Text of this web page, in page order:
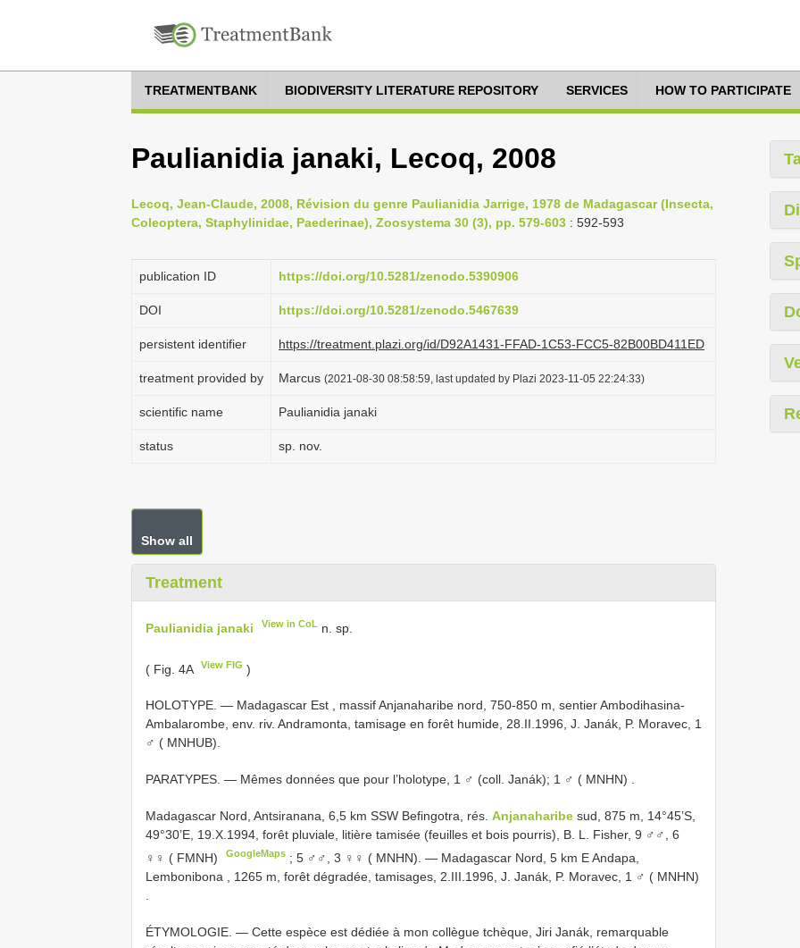
TREATMENTBANK BIODIVERSITY LITERATURE REPOSITORY SERVICES HOW TO PARTICIPATE
Paulianidia janaki, Lecoq, 2008
Lecoq, Jean-Claude, 2008, Révision du genre Paulianidia Jarrige, 1978 de Madagascar (Insecta,
Coleoptera, Staphylinidae, Paederinae), Zoosystema 30 (3), pp. 579-603 : 592-593
publication ID https://doi.org/10.5281/zenodo.5390906
DOI https://doi.org/10.5281/zenodo.5467639
persistent identifier https://treatment.plazi.org/id/D92A1431-FFAD-1C53-FCC5-82B00BD411ED
treatment provided by Marcus (2021-08-30 08:58:59, last updated by Plazi 2023-11-05 22:24:33)
scientific name Paulianidia janaki
status sp. nov.
Show all
Treatment
Paulianidia janaki View in CoL n. sp.
( Fig. 4A View FIG )
HOLOTYPE. — Madagascar Est , massif Anjanaharibe nord, 750-850 m, sentier Ambodihasina-
Ambalarombe, env. riv. Andramonta, tamisage en forêt humide, 28.II.1996, J. Janák, P. Moravec, 1
♂ ( MNHUB).
PARATYPES. — Mêmes données que pour l’holotype, 1 ♂ (coll. Janák); 1 ♂ ( MNHN) .
Madagascar Nord, Antsiranana, 6,5 km SSW Befingotra, rés. Anjanaharibe sud, 875 m, 14°45’S,
49°30’E, 19.X.1994, forêt pluviale, litière tamisée (feuilles et bois pourris), B. L. Fisher, 9 ♂♂, 6
♀♀ ( FMNH)
GoogleMaps ;5 ♂♂, 3 ♀♀ ( MNHN). — Madagascar Nord, 5 km E Andapa,
Lembonibona , 1265 m, forêt dégradée, tamisages, 2.III.1996, J. Janák, P. Moravec, 1 ♂ ( MNHN)
ÉTYMOLOGIE. — Cette espèce est dédiée à mon collègue tchèque, Jiri Janák, remarquable